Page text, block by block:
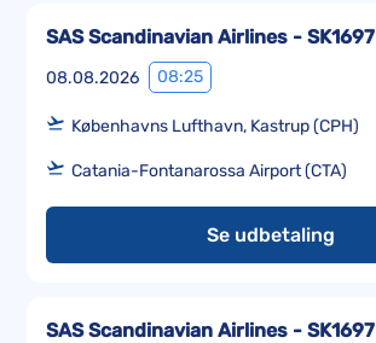
08.08.2026 08:25
SAS Scandinavian Airlines - SK1697
Københavns Lufthavn, Kastrup (CPH)
Catania-Fontanarossa Airport (CTA)
Se udbetaling
SAS Scandinavian Airlines - SK1697